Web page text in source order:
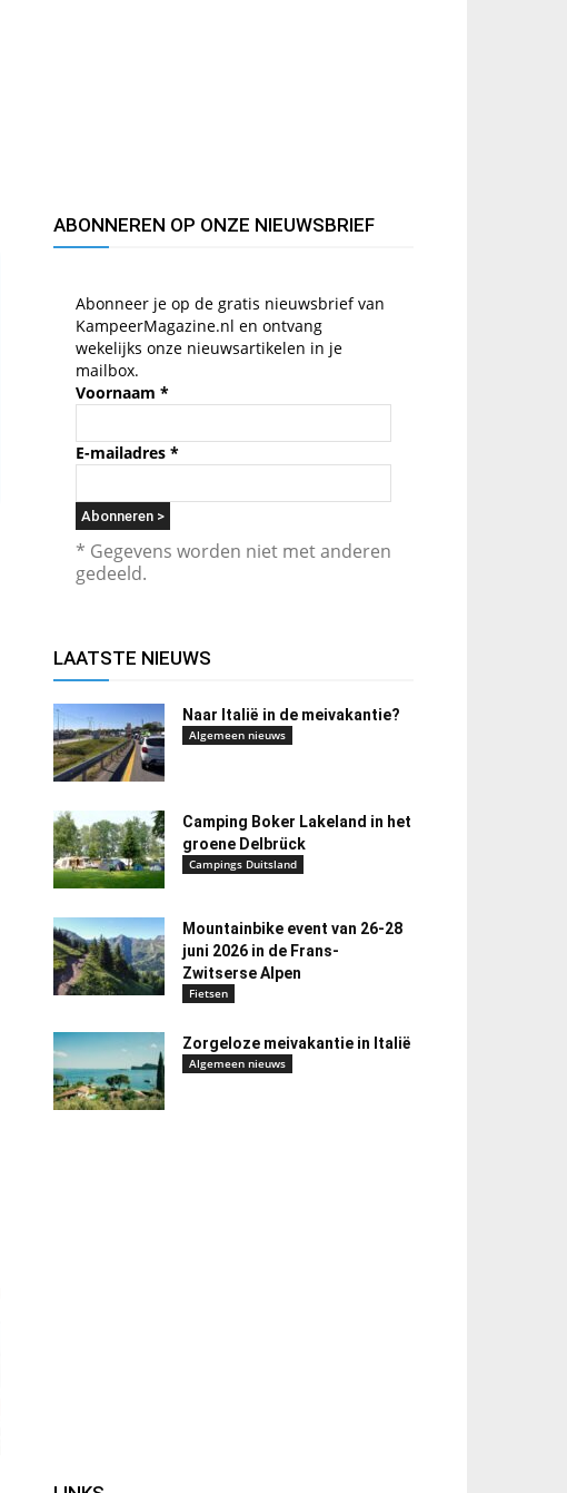
ABONNEREN OP ONZE NIEUWSBRIEF
Abonneer je op de gratis nieuwsbrief van
KampeerMagazine.nl en ontvang
wekelijks onze nieuwsartikelen in je
mailbox.
Voornaam *
E-mailadres *
* Gegevens worden niet met anderen
gedeeld.
LAATSTE NIEUWS
Naar Italië in de meivakantie?
Algemeen nieuws
Camping Boker Lakeland in het
groene Delbrück
Campings Duitsland
Mountainbike event van 26-28
juni 2026 in de Frans-
Zwitserse Alpen
Fietsen
Zorgeloze meivakantie in Italië
Algemeen nieuws